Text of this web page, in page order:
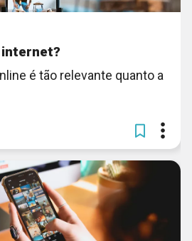
internet?
é tão relevante quanto a